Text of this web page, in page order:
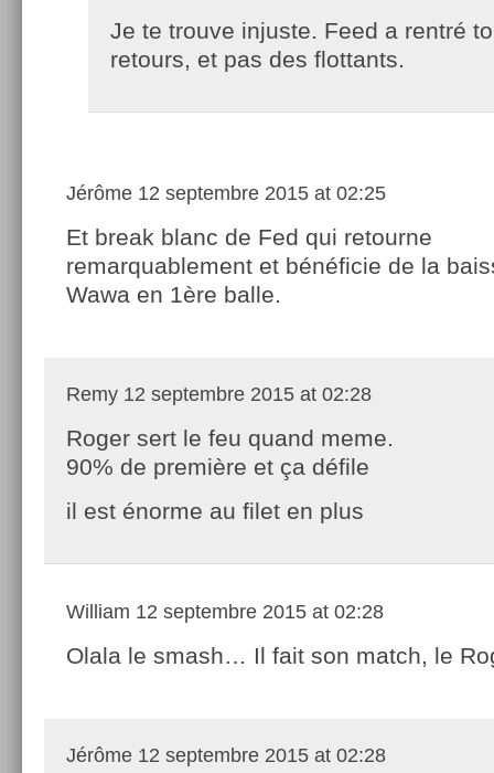
Je te trouve injuste. Feed a rentré
retours, et pas des flottants.
Jérôme 12 septembre 2015 at 02:25
Et break blanc de Fed qui retourne
remarquablement et bénéficie de la
Wawa en 1ère balle.
Remy 12 septembre 2015 at 02:28
Roger sert le feu quand meme.
90% de première et ça défile
il est énorme au filet en plus
William 12 septembre 2015 at 02:28
Olala le smash… Il fait son match, le
Jérôme 12 septembre 2015 at 02:28